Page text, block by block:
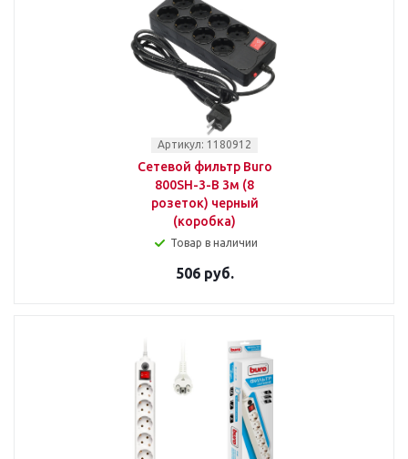
Артикул: 1180912
Сетевой фильтр Buro
800SH-3-B 3м (8
розеток) черный
(коробка)
Товар в наличии
506 руб.